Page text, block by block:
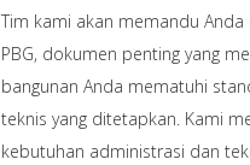
Tim kami akan memandu
PBG, dokumen penting yang
bangunan Anda mematuhi
teknis yang ditetapkan. Kami
kebutuhan administrasi dan